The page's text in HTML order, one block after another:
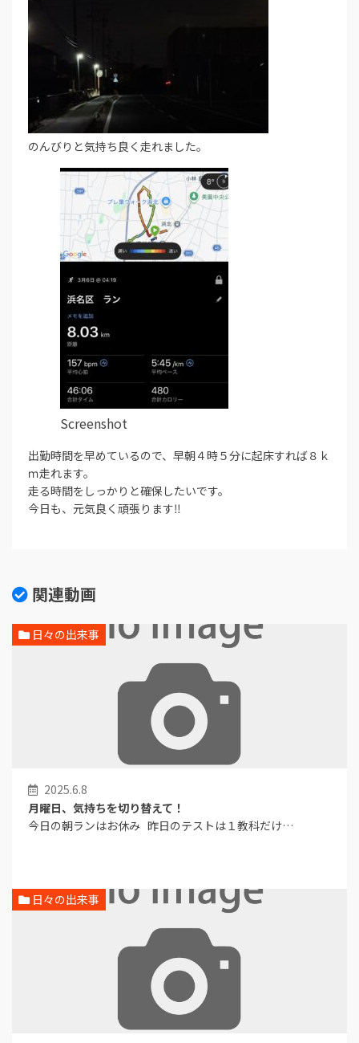
のんびりと気持ち良く走れました。
Screenshot
出勤時間を早めているので、早朝４時５分に起床すれば８ｋ
ｍ走れます。
走る時間をしっかりと確保したいです。
今日も、元気良く頑張ります‼︎
関連動画
2025.6.8
月曜日、気持ちを切り替えて！
今日の朝ランはお休み 昨日のテストは１教科だけ…
日々の出来事
日々の出来事